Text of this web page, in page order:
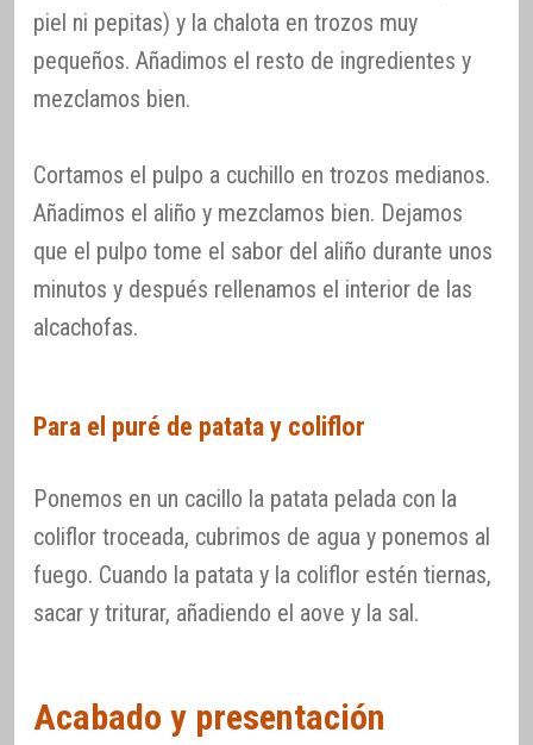
piel ni pepitas) y la chalota en trozos muy
pequeños. Añadimos el resto de ingredientes y
mezclamos bien.
Cortamos el pulpo a cuchillo en trozos medianos.
Añadimos el aliño y mezclamos bien. Dejamos
que el pulpo tome el sabor del aliño durante unos
minutos y después rellenamos el interior de las
alcachofas.
Para el puré de patata y coliflor
Ponemos en un cacillo la patata pelada con la
coliflor troceada, cubrimos de agua y ponemos al
fuego. Cuando la patata y la coliflor estén tiernas,
sacar y triturar, añadiendo el aove y la sal.
Acabado y presentación